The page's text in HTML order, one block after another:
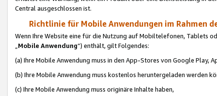
Central ausgeschlossen ist.
Richtlinie für Mobile Anwendungen im Rahmen
Wenn Ihre Website eine für die Nutzung auf Mobiltelefonen, Tablets
„Mobile Anwendung“) enthält, gilt Folgendes:
(a) Ihre Mobile Anwendung muss in den App-Stores von Google Play,
(b) Ihre Mobile Anwendung muss kostenlos heruntergeladen werden
(c) Ihre Mobile Anwendung muss originäre Inhalte haben,